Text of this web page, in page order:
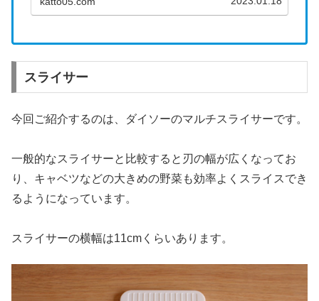
うと、何が何個あるのかよく分からなくなって
スライサー
今回ご紹介するのは、ダイソーのマルチスライサーです。
一般的なスライサーと比較すると刃の幅が広くなってお
り、キャベツなどの大きめの野菜も効率よくスライスでき
るようになっています。
スライサーの横幅は11cmくらいあります。